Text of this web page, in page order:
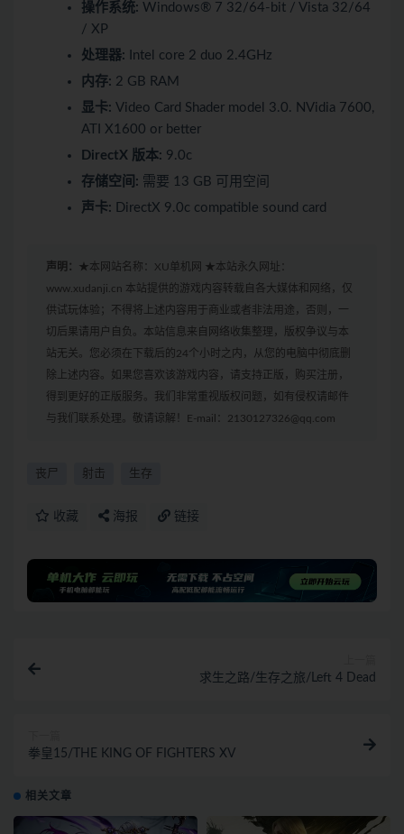
操作系统: Windows® 7 32/64-bit / Vista 32/64
/ XP
处理器: Intel core 2 duo 2.4GHz
内存: 2 GB RAM
显卡: Video Card Shader model 3.0. NVidia 7600,
ATI X1600 or better
DirectX 版本: 9.0c
存储空间: 需要 13 GB 可用空间
声卡: DirectX 9.0c compatible sound card
声明： ★本网站名称：XU单机网 ★本站永久网址：
www.xudanji.cn 本站提供的游戏内容转载自各大媒体和网络，仅
供试玩体验；不得将上述内容用于商业或者非法用途，否则，一
切后果请用户自负。本站信息来自网络收集整理，版权争议与本
站无关。您必须在下载后的24个小时之内，从您的电脑中彻底删
除上述内容。如果您喜欢该游戏内容，请支持正版，购买注册，
得到更好的正版服务。我们非常重视版权问题，如有侵权请邮件
与我们联系处理。敬请谅解！E-mail：2130127326@qq.com
丧尸 射击 生存
收藏 海报 链接
求生之路/生存之旅/Left 4 Dead
拳皇15/THE KING OF FIGHTERS XV
相关文章